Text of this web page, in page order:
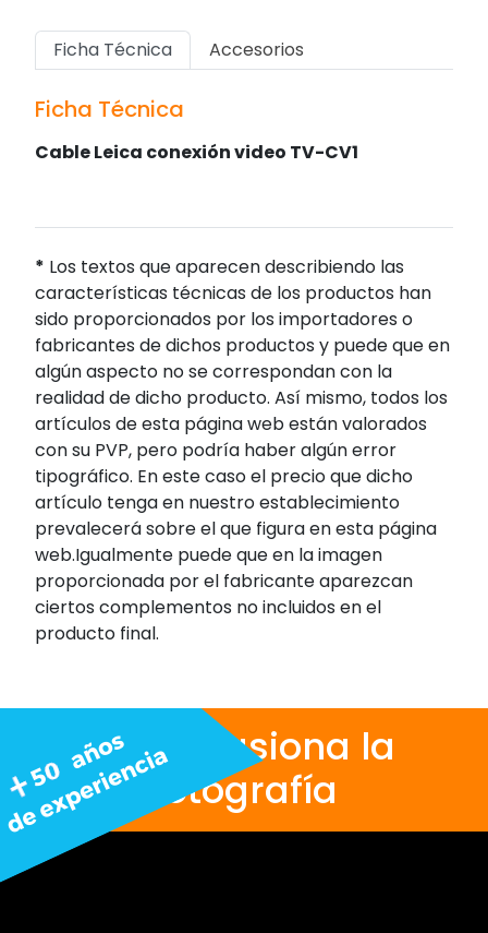
Ficha Técnica Accesorios
Ficha Técnica
Cable Leica conexión video TV-CV1
* Los textos que aparecen describiendo las
características técnicas de los productos han
sido proporcionados por los importadores o
fabricantes de dichos productos y puede que en
algún aspecto no se correspondan con la
realidad de dicho producto. Así mismo, todos los
artículos de esta página web están valorados
con su PVP, pero podría haber algún error
tipográfico. En este caso el precio que dicho
artículo tenga en nuestro establecimiento
prevalecerá sobre el que figura en esta página
web.Igualmente puede que en la imagen
proporcionada por el fabricante aparezcan
ciertos complementos no incluidos en el
producto final.
Nos apasiona la
fotografía